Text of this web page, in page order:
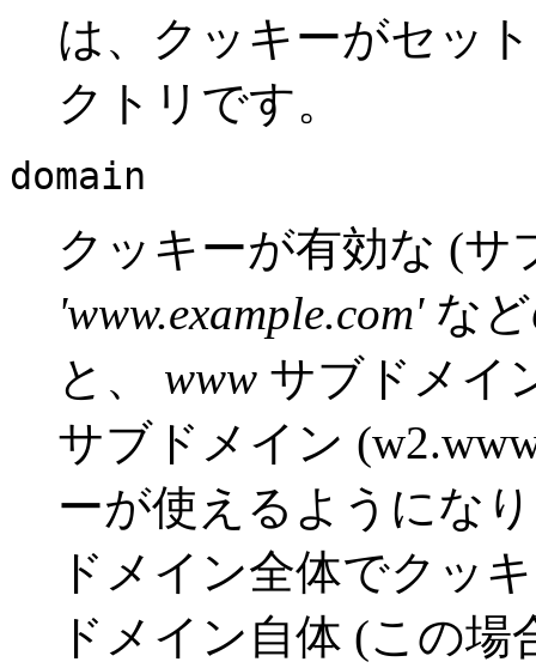
は、クッキーがセッ
クトリです。
domain
クッキーが有効な (
'www.example.com'など
と、 www サブドメイ
サブドメイン
ーが使えるようにな
ドメイン全体でクッ
ドメイン自体 (この